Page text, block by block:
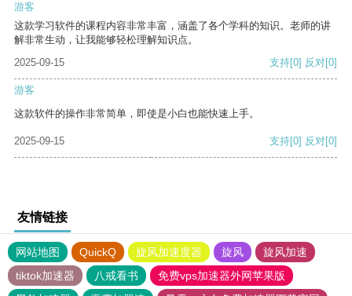
游客
这款学习软件的课程内容非常丰富，涵盖了各个学科的知识。老师的讲
解非常生动，让我能够轻松理解知识点。
2025-09-15
支持[0] 反对[0]
游客
这款软件的操作非常简单，即使是小白也能快速上手。
2025-09-15 支持[0] 反对[0]
友情链接
网站地图 QuickQ 旋风加速度器 旋风
旋风加速
tiktok加速器
八戒看书
免费vps加速器外网苹果版